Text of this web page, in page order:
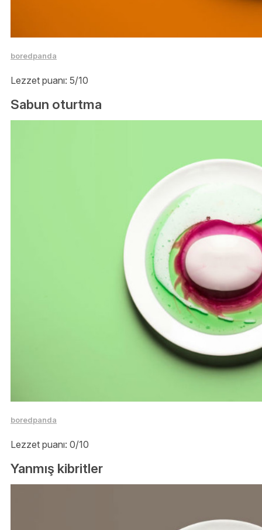
boredpanda
Lezzet puanı: 5/10
Sabun oturtma
boredpanda
Lezzet puanı: 0/10
Yanmış kibritler